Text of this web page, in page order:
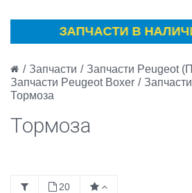
ЗАПЧАСТИ В
/ Запчасти / Запчасти Peugeot
Запчасти Peugeot Boxer /
Тормоза
Тормоза
20